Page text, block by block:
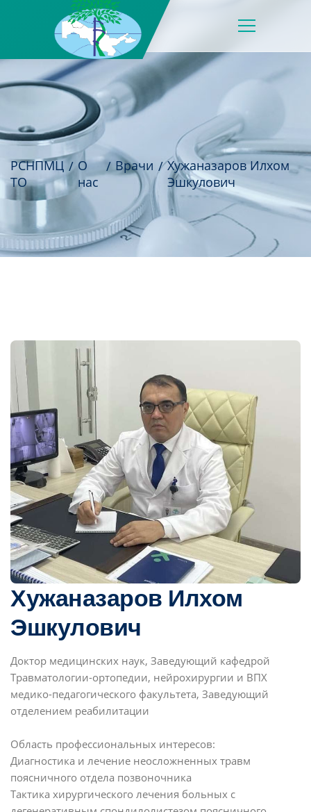
РСНПМЦ
ТО
О
нас
Врачи
Хужаназаров Илхом
Эшкулович
Хужаназаров Илхом
Эшкулович
Доктор медицинских наук, Заведующий кафедрой
Травматологии-ортопедии, нейрохирургии и ВПХ
медико-педагогического факультета, Заведующий
отделением реабилитации
Область профессиональных интересов:
Диагностика и лечение неосложненных травм
поясничного отдела позвоночника
Тактика хирургического лечения больных с